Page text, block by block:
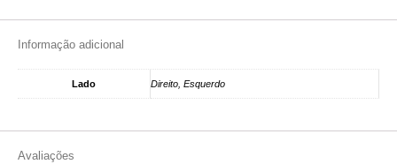
Informação adicional
Lado Direito, Esquerdo
Avaliações